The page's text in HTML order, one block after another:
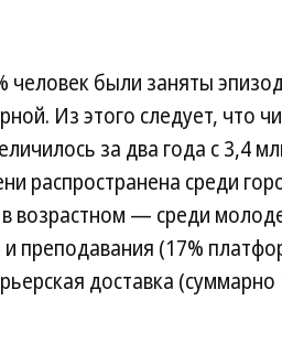
человек были заняты
Из этого следует, что
за два года с 3,4
распространена среди
возрастном — среди
и преподавания (17%
доставка (суммарно